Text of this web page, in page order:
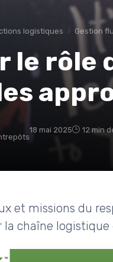
logistiques Gestion
le rôle
18 mai 2025 12 min
et missions du
chaîne